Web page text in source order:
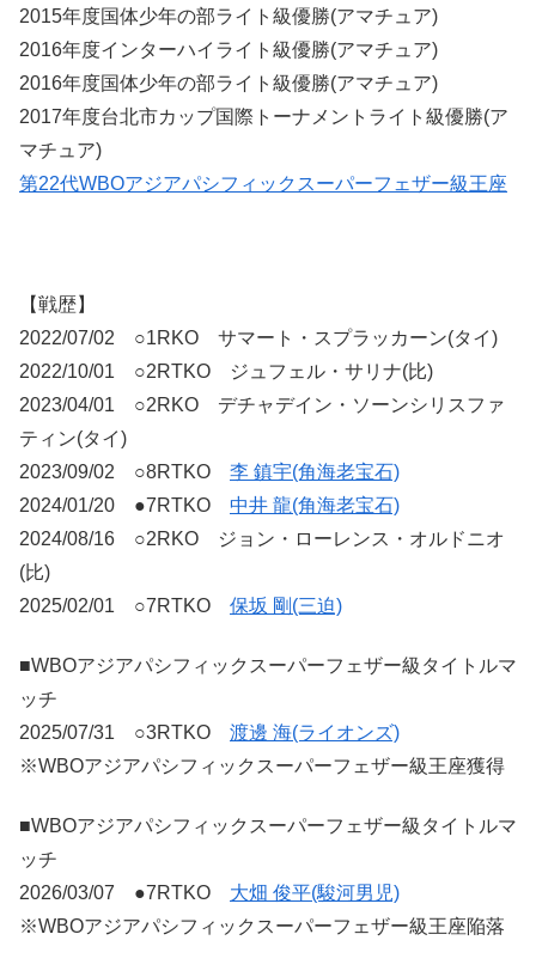
2015年度国体少年の部ライト級優勝(アマチュア)
2016年度インターハイライト級優勝(アマチュア)
2016年度国体少年の部ライト級優勝(アマチュア)
2017年度台北市カップ国際トーナメントライト級優勝(ア
マチュア)
第22代WBOアジアパシフィックスーパーフェザー級王座
【戦歴】
2022/07/02 ○1RKO サマート・スプラッカーン(タイ)
2022/10/01 ○2RTKO ジュフェル・サリナ(比)
2023/04/01 ○2RKO デチャデイン・ソーンシリスファ
ティン(タイ)
2023/09/02 ○8RTKO 李 鎮宇(角海老宝石)
2024/01/20 ●7RTKO 中井 龍(角海老宝石)
2024/08/16 ○2RKO ジョン・ローレンス・オルドニオ
(比)
2025/02/01 ○7RTKO 保坂 剛(三迫)
■WBOアジアパシフィックスーパーフェザー級タイトルマ
ッチ
2025/07/31 ○3RTKO 渡邊 海(ライオンズ)
※WBOアジアパシフィックスーパーフェザー級王座獲得
■WBOアジアパシフィックスーパーフェザー級タイトルマ
ッチ
2026/03/07 ●7RTKO 大畑 俊平(駿河男児)
※WBOアジアパシフィックスーパーフェザー級王座陥落